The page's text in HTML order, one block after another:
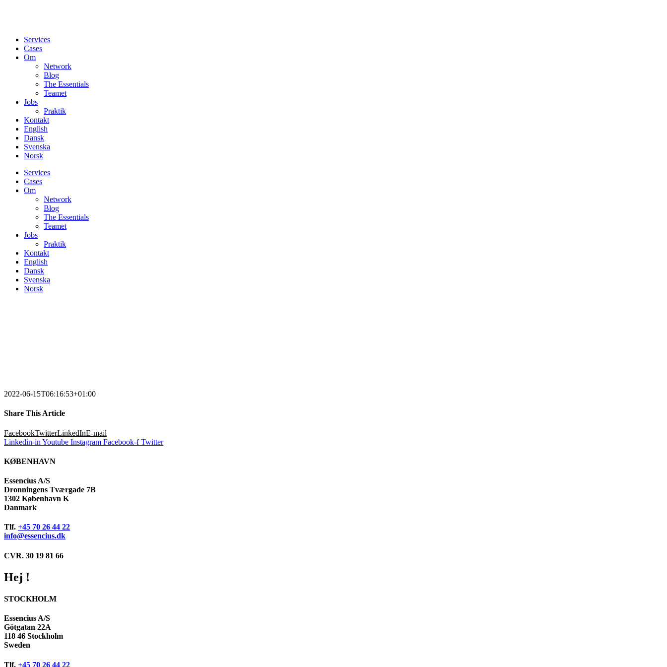
Services
Cases
Om
Network
Blog
The Essentials
Teamet
Jobs
Praktik
Kontakt
English
Dansk
Svenska
Norsk
Services
Cases
Om
Network
Blog
The Essentials
Teamet
Jobs
Praktik
Kontakt
English
Dansk
Svenska
Norsk
2022-06-15T06:16:53+01:00
Share This Article
FacebookTwitterLinkedInE-mail
Linkedin-in Youtube Instagram Facebook-f Twitter
KØBENHAVN
Essencius A/S
Dronningens Tværgade 7B
1302 København K
Danmark
Tlf. +45 70 26 44 22
info@essencius.dk
CVR. 30 19 81 66
Hej !
STOCKHOLM
Essencius A/S
Götgatan 22A
118 46 Stockholm
Sweden
Tlf. +45 70 26 44 22